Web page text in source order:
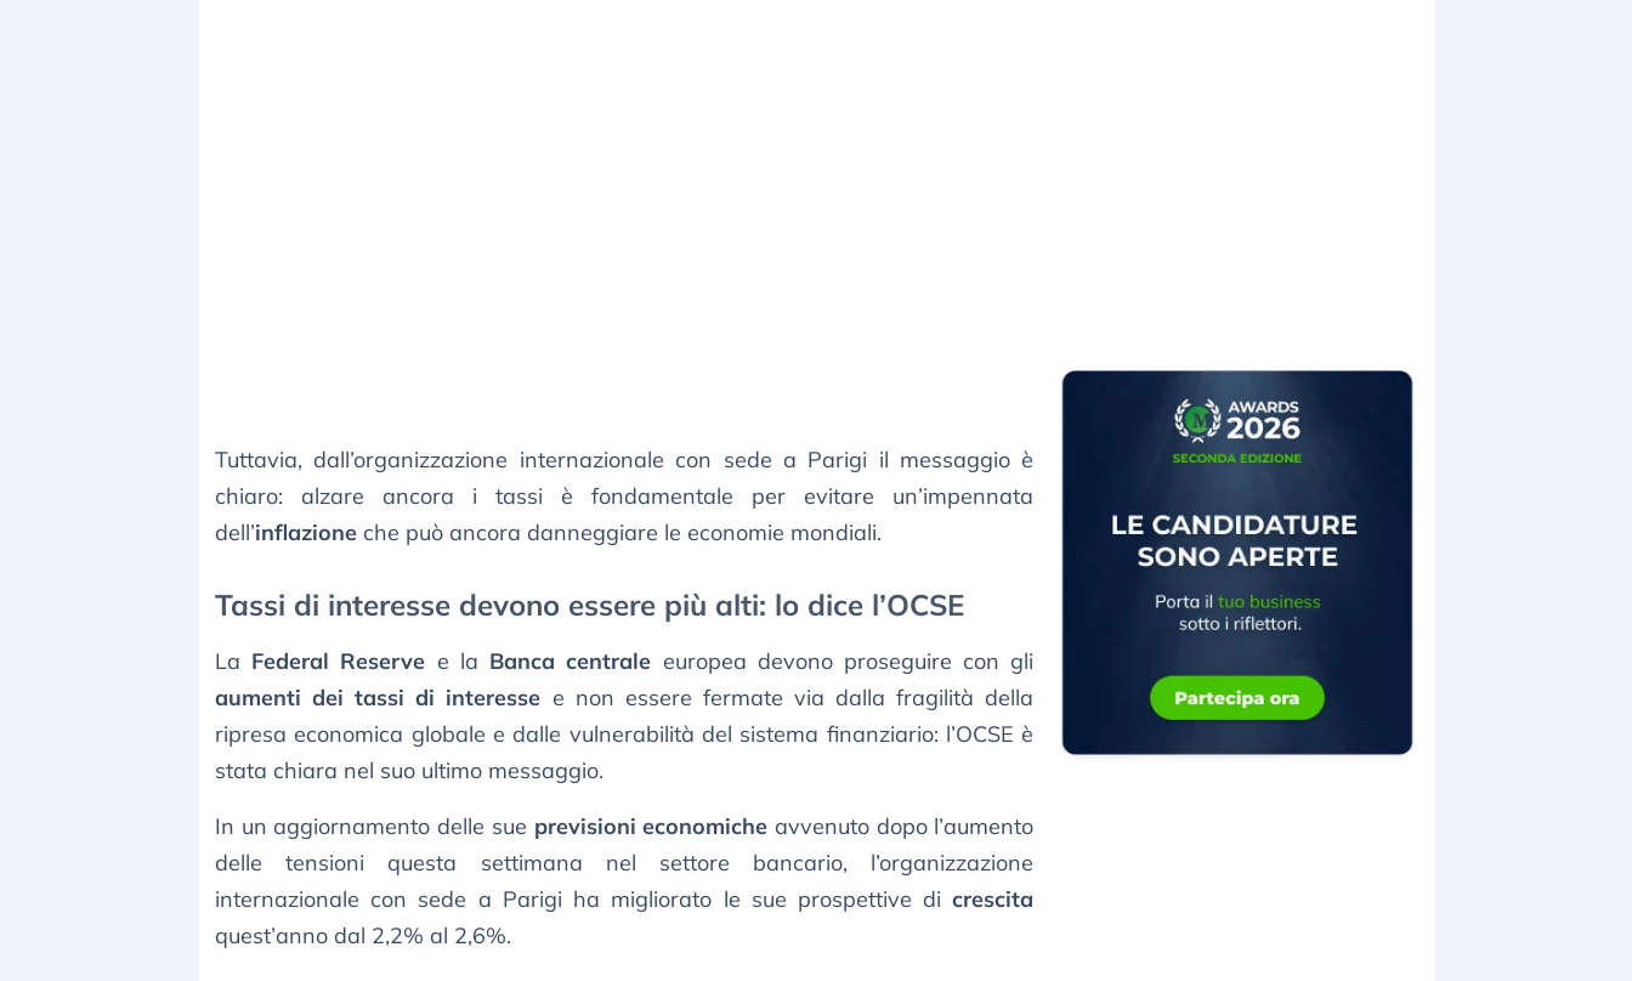
Tuttavia, dall’organizzazione internazionale con sede a Parigi il messaggio è
chiaro: alzare ancora i tassi è fondamentale per evitare un’impennata
dell’inflazione che può ancora danneggiare le economie mondiali.
Tassi di interesse devono essere più alti: lo dice l’OCSE
La Federal Reserve e la Banca centrale europea devono proseguire con gli
aumenti dei tassi di interesse e non essere fermate via dalla fragilità della
ripresa economica globale e dalle vulnerabilità del sistema finanziario: l’OCSE è
stata chiara nel suo ultimo messaggio.
In un aggiornamento delle sue previsioni economiche avvenuto dopo l’aumento
delle tensioni questa settimana nel settore bancario, l’organizzazione
internazionale con sede a Parigi ha migliorato le sue prospettive dicrescita
quest’anno dal 2,2% al 2,6%.